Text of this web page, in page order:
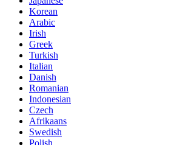
Korean
Arabic
Irish
Greek
Turkish
Italian
Danish
Romanian
Indonesian
Czech
Afrikaans
Swedish
Polish